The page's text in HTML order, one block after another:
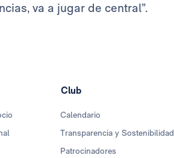
va a jugar de central”.
Club
Calendario
Transparencia y Sostenibilidad
Patrocinadores